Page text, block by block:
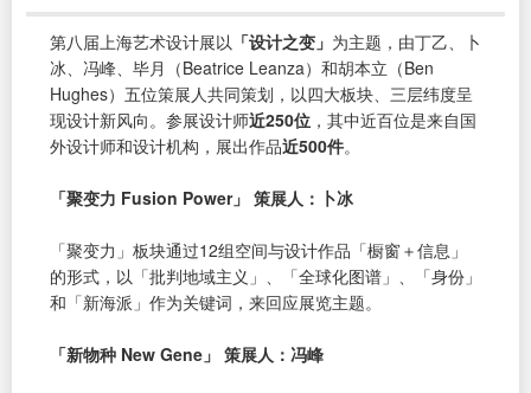
第八届上海艺术设计展以 「设计之变」 为主题，由丁乙、卜
冰、冯峰、毕月（Beatrice Leanza）和胡本立（Ben
Hughes）五位策展人共同策划，以四大板块、三层纬度呈
现设计新风向。参展设计师近250位 ，其中近百位是来自国
外设计师和设计机构，展出作品近500件。
「聚变力 Fusion Power」 策展人：卜冰
「聚变力」板块通过12组空间与设计作品「橱窗＋信息」
的形式，以「批判地域主义」、「全球化图谱」、「身份」
和「新海派」作为关键词，来回应展览主题。
「新物种 New Gene」 策展人：冯峰